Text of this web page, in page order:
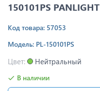
150101PS PANLIGHT
Код товара: 57053
Модель: PL-150101PS
Цвет: Нейтральный
В наличии